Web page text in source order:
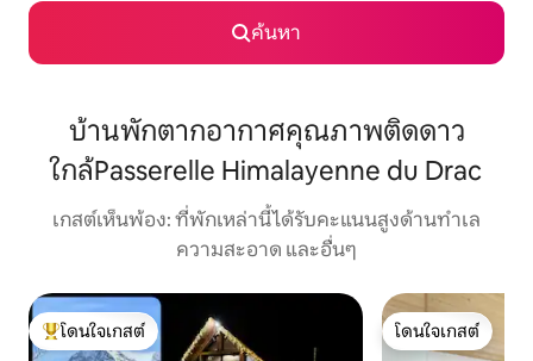
ค้นหา
บ้านพักตากอากาศคุณภาพติดดาว
ใกล้Passerelle Himalayenne du Drac
เกสต์เห็นพ้อง: ที่พักเหล่านี้ได้รับคะแนนสูงด้านทำเล
ความสะอาด และอื่นๆ
โดนใจเกสต์ที่สุด
โดนใจเกสต์
โดนใจเกสต์
โดนใจเกสต์